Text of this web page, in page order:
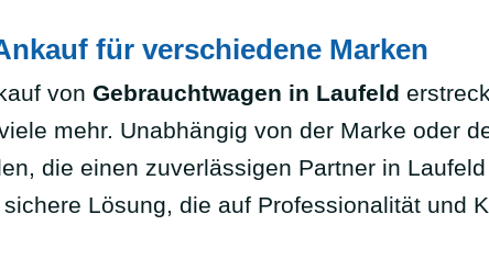
für verschiedene Marken
von Gebrauchtwagen in Laufeld
mehr. Unabhängig von der Marke oder
die einen zuverlässigen Partner in
Lösung, die auf Professionalität und